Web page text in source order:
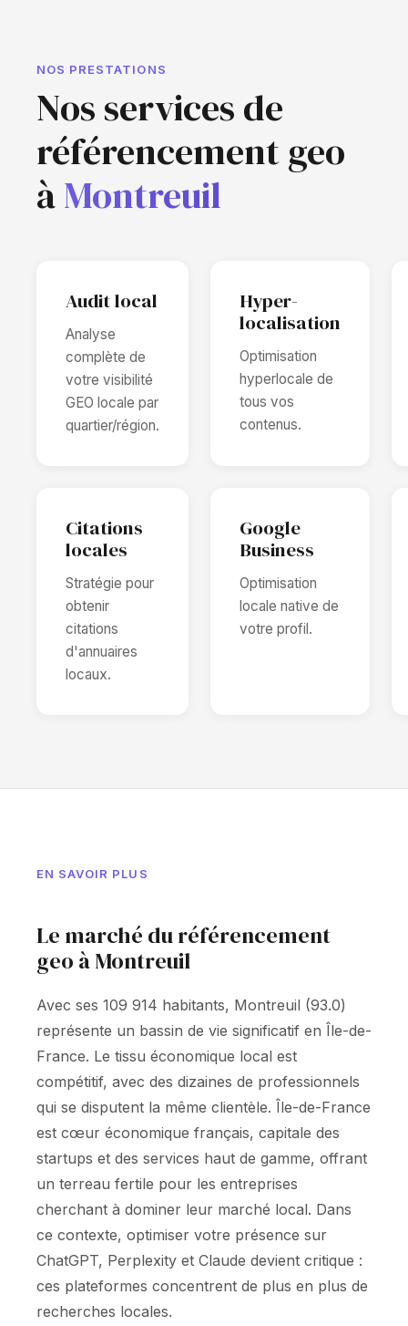
NOS PRESTATIONS
Nos services de
référencement geo
àMontreuil
Audit local
Analyse
complète de
votre visibilité
GEO locale par
quartier/région.
Hyper-
localisation
Optimisation
hyperlocale de
tous vos
contenus.
Citations
locales
Stratégie pour
obtenir
citations
d'annuaires
locaux.
Google
Business
Optimisation
locale native de
votre profil.
EN SAVOIR PLUS
Le marché du référencement
geo à Montreuil
Avec ses 109 914 habitants, Montreuil (93.0)
représente un bassin de vie significatif en Île-de-
France. Le tissu économique local est
compétitif, avec des dizaines de professionnels
qui se disputent la même clientèle. Île-de-France
est cœur économique français, capitale des
startups et des services haut de gamme, offrant
un terreau fertile pour les entreprises
cherchant à dominer leur marché local. Dans
ce contexte, optimiser votre présence sur
ChatGPT, Perplexity et Claude devient critique :
ces plateformes concentrent de plus en plus de
recherches locales.